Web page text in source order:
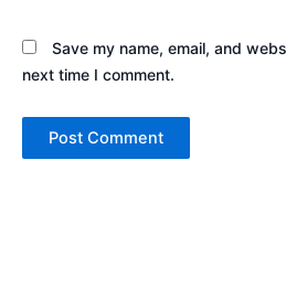
Save my name, email, and
next time I comment.